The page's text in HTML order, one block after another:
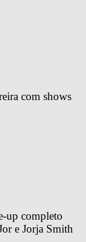
com shows
up completo
e Jorja Smith